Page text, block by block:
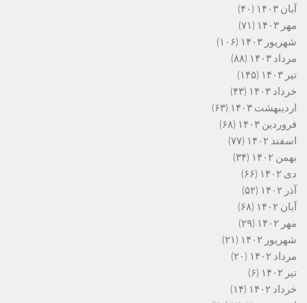
آبان ۱۴۰۳
(۴۰)
مهر ۱۴۰۳
(۷۱)
شهریور ۱۴۰۳
(۱۰۶)
مرداد ۱۴۰۳
(۸۸)
تیر ۱۴۰۳
(۱۴۵)
خرداد ۱۴۰۳
(۴۳)
اردیبهشت ۱۴۰۳
(۶۳)
فروردین ۱۴۰۳
(۶۸)
اسفند ۱۴۰۲
(۷۷)
بهمن ۱۴۰۲
(۳۴)
دی ۱۴۰۲
(۶۶)
آذر ۱۴۰۲
(۵۲)
آبان ۱۴۰۲
(۶۸)
مهر ۱۴۰۲
(۲۹)
شهریور ۱۴۰۲
(۲۱)
مرداد ۱۴۰۲
(۲۰)
تیر ۱۴۰۲
(۶)
خرداد ۱۴۰۲
(۱۴)